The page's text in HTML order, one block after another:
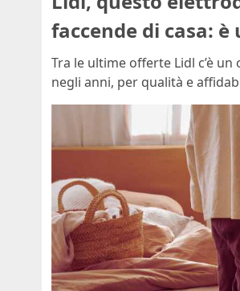
faccende di casa:
Tra le ultime offerte Lidl c’è un
negli anni, per qualità e